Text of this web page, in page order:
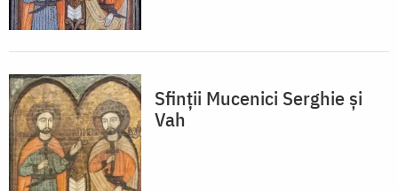
Sfinții Mucenici Serghie și
Vah